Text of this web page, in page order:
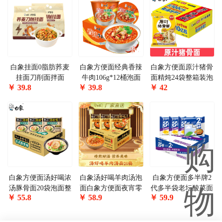
白象挂面0脂肪荞麦
挂面刀削面拌面
1000g*2包
￥ 39.8
白象方便面经典香辣
牛肉106g*12桶泡面
整箱装
￥ 39.8
白象方便面原汁猪骨
面精炖24袋整箱装泡
面夜宵香辣猪骨面精
￥ 42
白象方便面汤好喝浓
汤豚骨面20袋泡面整
箱装速食方便食品
￥ 55.8
白象汤好喝羊肉汤泡
面白象方便面夜宵零
食速食袋装国货整
￥ 58.9
白象方便面多半牌2
代多半袋老坛酸菜面
24袋整箱装泡面
￥ 59.9